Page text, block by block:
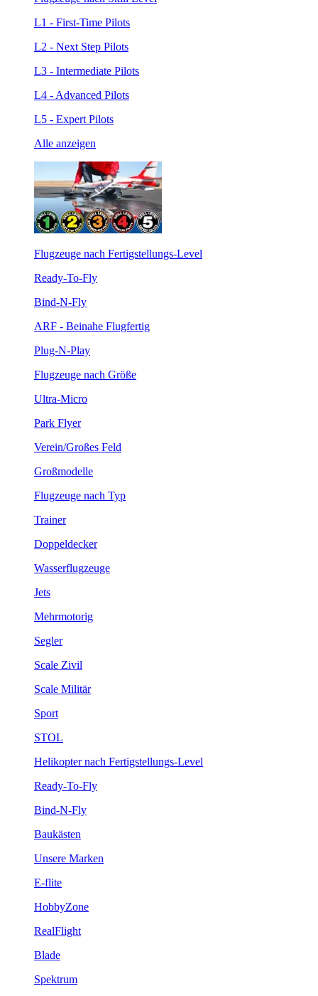
L1 - First-Time Pilots
L2 - Next Step Pilots
L3 - Intermediate Pilots
L4 - Advanced Pilots
L5 - Expert Pilots
Alle anzeigen
Flugzeuge nach Fertigstellungs-Level
Ready-To-Fly
Bind-N-Fly
ARF - Beinahe Flugfertig
Plug-N-Play
Flugzeuge nach Größe
Ultra-Micro
Park Flyer
Verein/Großes Feld
Großmodelle
Flugzeuge nach Typ
Trainer
Doppeldecker
Wasserflugzeuge
Jets
Mehrmotorig
Segler
Scale Zivil
Scale Militär
Sport
STOL
Helikopter nach Fertigstellungs-Level
Ready-To-Fly
Bind-N-Fly
Baukästen
Unsere Marken
E-flite
HobbyZone
RealFlight
Blade
Spektrum